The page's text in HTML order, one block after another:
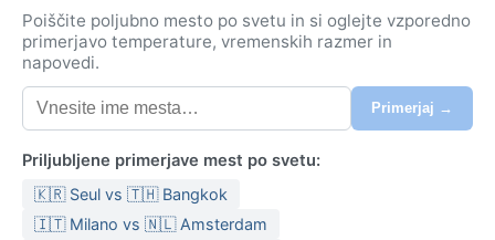
Poiščite poljubno mesto po svetu in si oglejte vzporedno
primerjavo temperature, vremenskih razmer in
napovedi.
Primerjaj →
Priljubljene primerjave mest po svetu:
🇰🇷 Seul vs 🇹🇭 Bangkok
🇮🇹 Milano vs 🇳🇱 Amsterdam